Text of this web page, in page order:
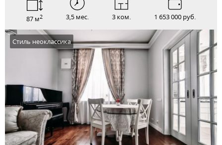
87 м2 3,5 мес. 3 ком. 1 653 000 руб.
Стиль неоклассика